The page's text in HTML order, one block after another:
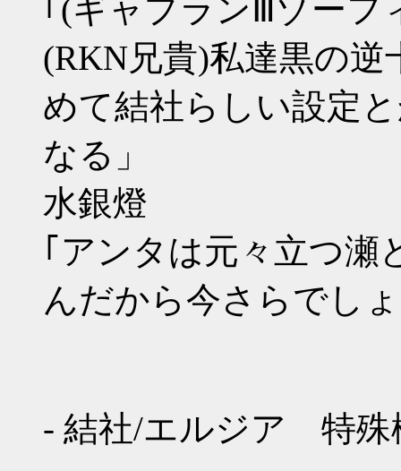
｢(ギャプランⅢゾー
(RKN兄貴)私達黒の
めて結社らしい設定
なる」
水銀燈
｢アンタは元々立つ瀬
んだから今さらでし
- 結社/エルジア 特殊